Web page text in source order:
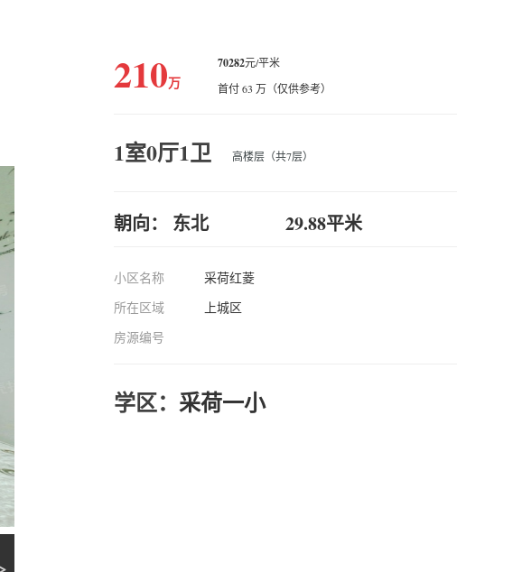
210万
70282元/平米
首付 63 万（仅供参考）
1室0厅1卫 高楼层（共7层）
朝向： 东北 29.88平米
小区名称
采荷红菱
所在区域
上城区
房源编号
学区： 采荷一小